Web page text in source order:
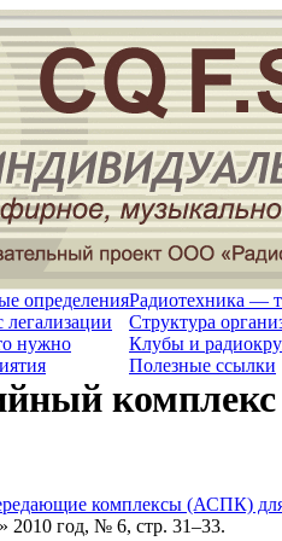
определенияРадиотехника —
легализации
Структура
нужно
Клубы и
Полезные ссылки
комплексы (АСПК)
2010 год, № 6, стр. 31–33.